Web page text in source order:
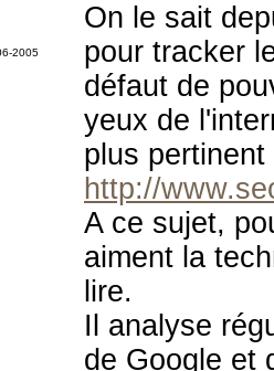
2005
On le sait
pour tracker
défaut de
yeux de
plus pertinent
http://
A ce sujet,
aiment la
lire.
Il analyse
de Google et